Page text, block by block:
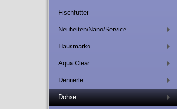
Fischfutter
Neuheiten/Nano/Service
Hausmarke
Aqua Clear
Dennerle
Dohse